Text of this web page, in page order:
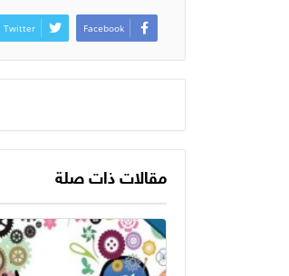
Facebook
Twitter
مقالات ذات صلة